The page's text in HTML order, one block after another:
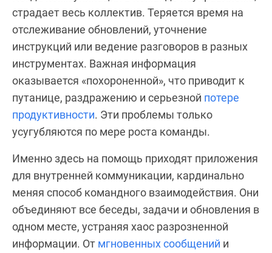
страдает весь коллектив. Теряется время на
отслеживание обновлений, уточнение
инструкций или ведение разговоров в разных
инструментах. Важная информация
оказывается «похороненной», что приводит к
путанице, раздражению и серьезной потере
продуктивности. Эти проблемы только
усугубляются по мере роста команды.
Именно здесь на помощь приходят приложения
для внутренней коммуникации, кардинально
меняя способ командного взаимодействия. Они
объединяют все беседы, задачи и обновления в
одном месте, устраняя хаос разрозненной
информации. От мгновенных сообщений и